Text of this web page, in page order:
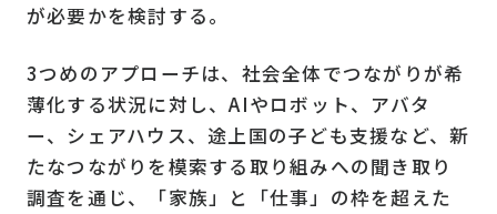
が必要かを検討する。
3つめのアプローチは、社会全体でつながりが希
薄化する状況に対し、AIやロボット、アバタ
ー、シェアハウス、途上国の子ども支援など、新
たなつながりを模索する取り組みへの聞き取り
調査を通じ、「家族」と「仕事」の枠を超えた